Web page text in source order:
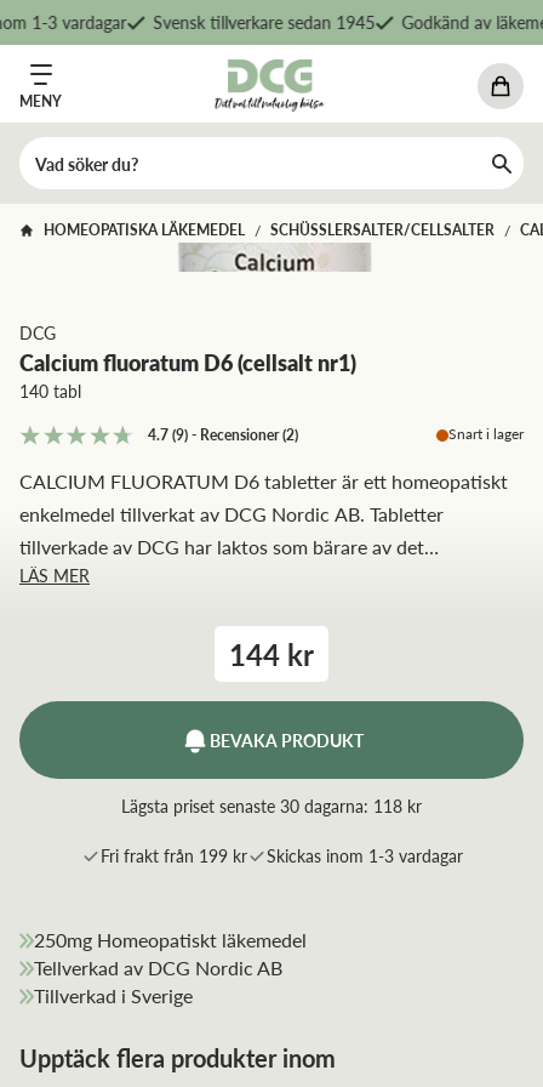
1-3 vardagar Svensk tillverkare sedan 1945 Godkänd av
MENY
HOMEOPATISKA LÄKEMEDEL / SCHÜSSLERSALTER/CELLSALTER /
DCG
Calcium fluoratum D6 (cellsalt nr1)
140 tabl
4.7(9)- Recensioner(2) Snart i lager
CALCIUM FLUORATUM D6 tabletter är ett homeopatiskt
enkelmedel tillverkat av DCG Nordic AB. Tabletter
tillverkade av DCG har laktos som bärare av det
homeopatiska ämnet.
LÄS MER
144 kr
BEVAKA PRODUKT
Lägsta priset senaste 30 dagarna: 118 kr
Fri frakt från 199 kr Skickas inom 1-3 vardagar
250mg Homeopatiskt läkemedel
Tellverkad av DCG Nordic AB
Tillverkad i Sverige
Upptäck flera produkter inom